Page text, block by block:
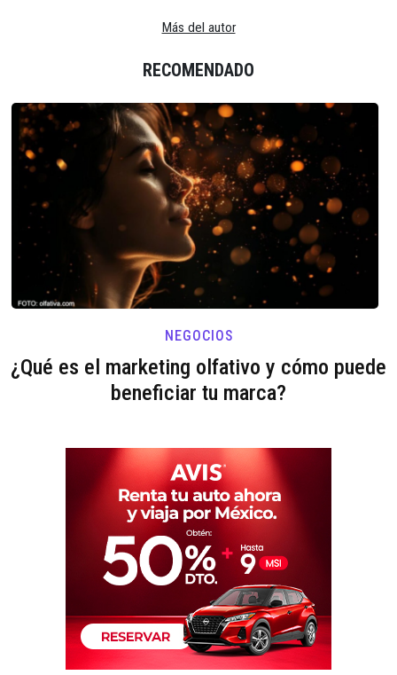
Más del autor
RECOMENDADO
NEGOCIOS
¿Qué es el marketing olfativo y cómo puede
beneficiar tu marca?